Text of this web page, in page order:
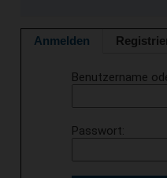
Anmelden
Benutzername
Passwort